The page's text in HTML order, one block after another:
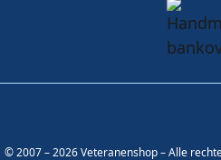
© 2007 – 2026 Veteranenshop – Alle